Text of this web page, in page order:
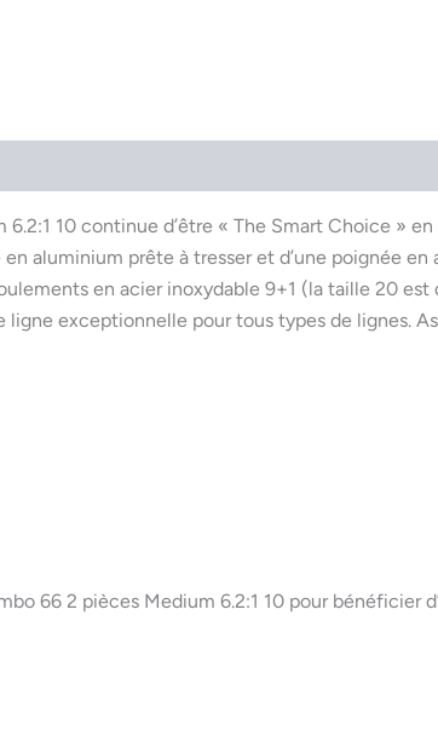
10 continue d’être « The Smart Choice »
aluminium prête à tresser et d’une poignée
en acier inoxydable 9+1 (la taille 20 est
exceptionnelle pour tous types de lignes.
66 2 pièces Medium 6.2:1 10 pour bénéficier